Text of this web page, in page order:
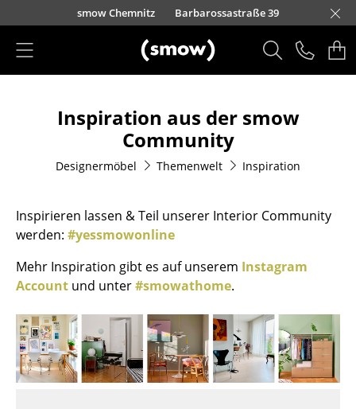
Direkt zum Inhalt
100
smow Chemnitz Barbarossastraße 39smow Düsseldorf
smow Essen
smow Frankfurt
smow Freiburg
smow Hamburg
smow Hannover
smow Kempten
smow Köln
smow Konstanz
smow Leipzig
smow Solothurn
smow Mainz
smow München
smow Nürnberg
smow Schwarzwald
smow Stuttgart
Sitzmöbel
Sessel
Stühle
Freischwinger
Barhocker
Hocker
Inspiration aus der smow
Community
Designermöbel Themenwelt Inspiration
Inspirieren lassen & Teil unserer Interior Community
werden: #yessmowonline
Mehr Inspiration gibt es auf unserem Instagram
Account und unter#smowathome.